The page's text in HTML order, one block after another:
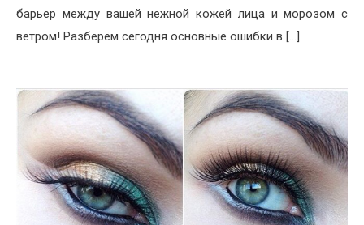
барьер между вашей нежной кожей лица и морозом с
ветром! Разберём сегодня основные ошибки в […]